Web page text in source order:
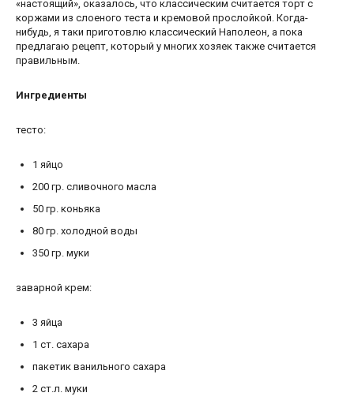
«настоящий», оказалось, что классическим считается торт с
коржами из слоеного теста и кремовой прослойкой. Когда-
нибудь, я таки приготовлю классический Наполеон, а пока
предлагаю рецепт, который у многих хозяек также считается
правильным.
Ингредиенты
тесто:
1 яйцо
200 гр. сливочного масла
50 гр. коньяка
80 гр. холодной воды
350 гр. муки
заварной крем:
3 яйца
1 ст. сахара
пакетик ванильного сахара
2 ст.л. муки